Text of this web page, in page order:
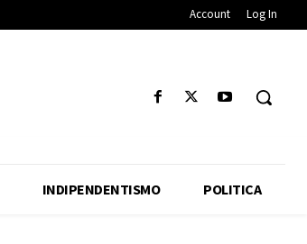
Account Log In
INDIPENDENTISMO POLITICA